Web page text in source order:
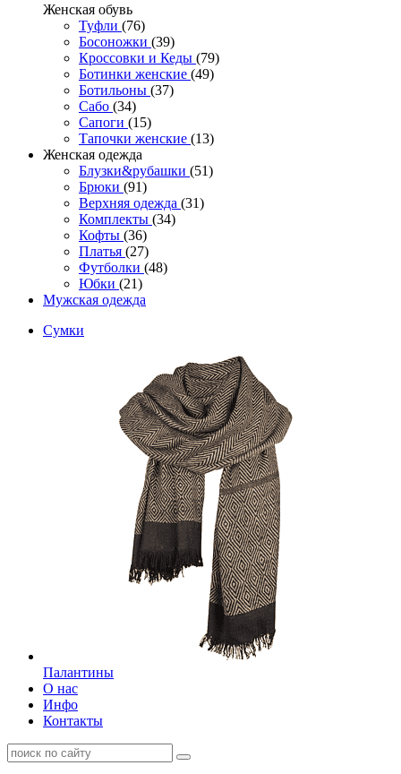
Женcкая обувь
Туфли (76)
Босоножки (39)
Кроссовки и Кеды (79)
Ботинки женские (49)
Ботильоны (37)
Сабо (34)
Сапоги (15)
Тапочки женские (13)
Женская одежда
Блузки&рубашки (51)
Брюки (91)
Верхняя одежда (31)
Комплекты (34)
Кофты (36)
Платья (27)
Футболки (48)
Юбки (21)
Мужская одежда
Сумки
Палантины
О нас
Инфо
Контакты